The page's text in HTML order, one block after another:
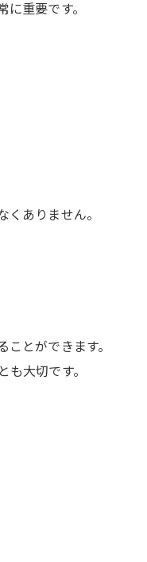
に重要です。
ありません。
とができます。
大切です。